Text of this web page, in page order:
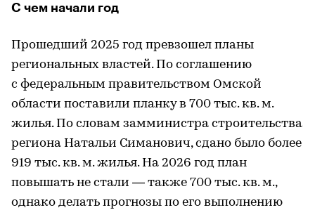
С чем начали год
Прошедший 2025 год превзошел планы
региональных властей. По соглашению
с федеральным правительством Омской
области поставили планку в 700 тыс. кв. м.
жилья. По словам замминистра строительства
региона Натальи Симанович, сдано было более
919 тыс. кв. м. жилья. На 2026 год план
повышать не стали — также 700 тыс. кв. м.,
однако делать прогнозы по его выполнению